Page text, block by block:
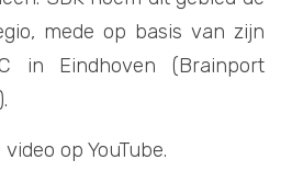
mede op basis van zijn
in Eindhoven (Brainport
op YouTube.